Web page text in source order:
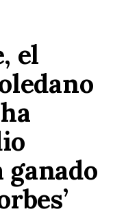
el
ganado